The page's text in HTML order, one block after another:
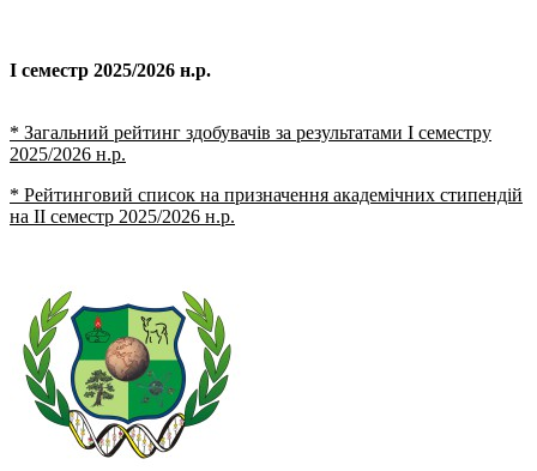
І семестр 2025/2026 н.р.
* Загальний рейтинг здобувачів за результатами І семестру
2025/2026 н.р.
* Рейтинговий список на призначення академічних стипендій
на ІІ семестр 2025/2026 н.р.